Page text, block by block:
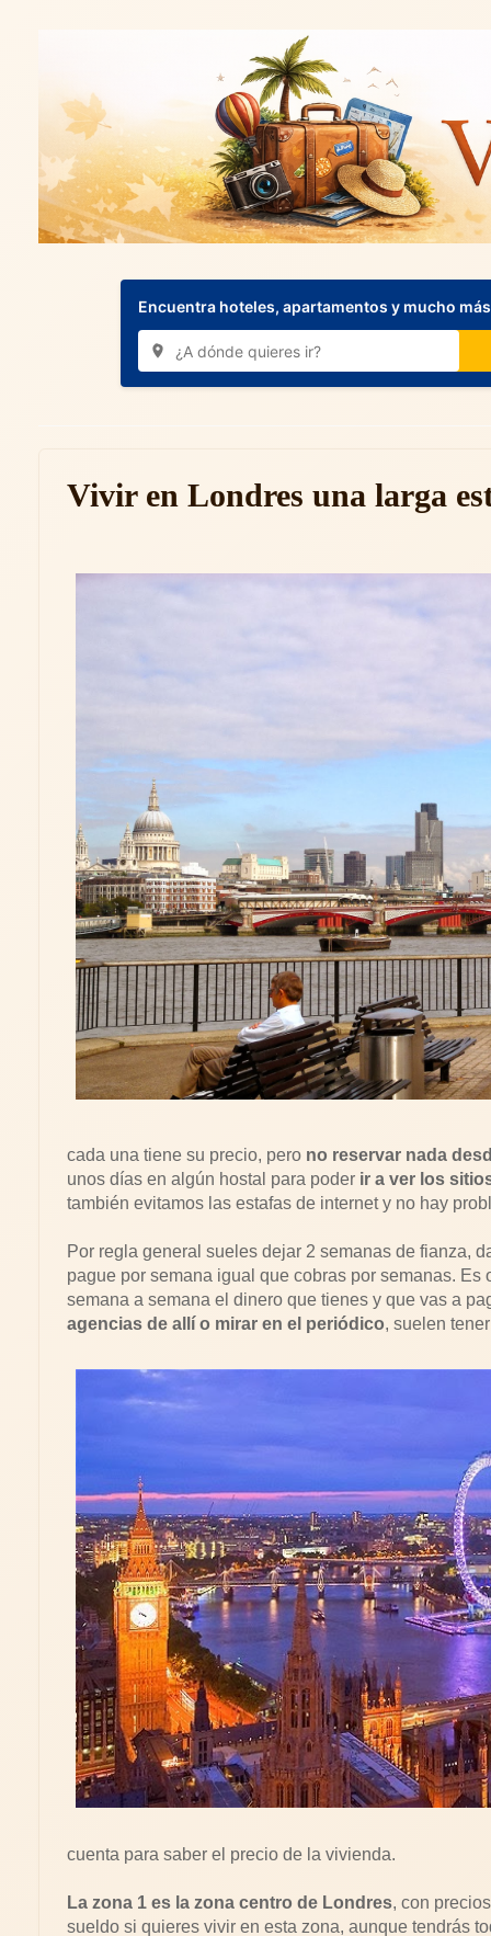
Encuentra hoteles, apartamentos y mucho
Vivir en Londres una larga
cada una tiene su precio, pero no reservar nada
unos días en algún hostal para poder ir a ver los
también evitamos las estafas de internet y no hay
Por regla general sueles dejar 2 semanas de fianza,
pague por semana igual que cobras por semanas.
semana a semana el dinero que tienes y que vas a
agencias de allí o mirar en el periódico, suelen
cuenta para saber el precio de la vivienda.
La zona 1 es la zona centro de Londres, con
sueldo si quieres vivir en esta zona, aunque tendrás